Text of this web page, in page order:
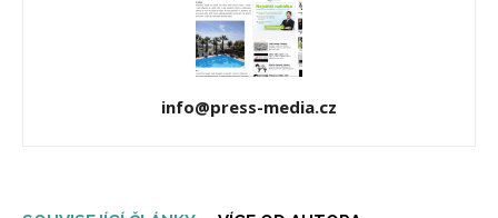
info@press-media.cz